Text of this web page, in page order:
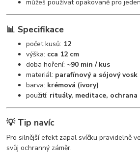
můžeš používat opakovaně pro
📊 Specifikace
počet kusů: 12
výška: cca 12 cm
doba hoření: ~90 min / kus
materiál: parafínový a sójový vosk
barva: krémová (ivory)
použití: rituály, meditace, ochrana
💡 Tip navíc
Pro silnější efekt zapal svíčku pravidelně
svůj ochranný záměr.